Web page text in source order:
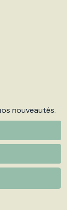
nouveautés.